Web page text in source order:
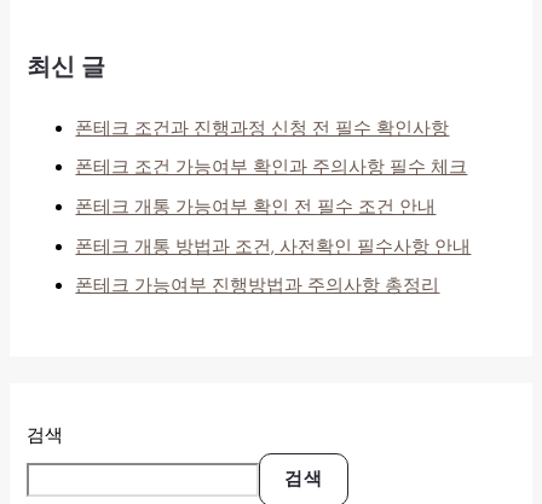
최신 글
폰테크 조건과 진행과정 신청 전 필수 확인사항
폰테크 조건 가능여부 확인과 주의사항 필수 체크
폰테크 개통 가능여부 확인 전 필수 조건 안내
폰테크 개통 방법과 조건, 사전확인 필수사항 안내
폰테크 가능여부 진행방법과 주의사항 총정리
검색
검색